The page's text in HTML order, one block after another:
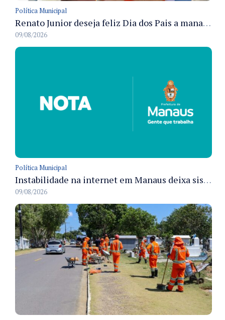
Política Municipal
Renato Junior deseja feliz Dia dos Pais a manauaras e detalha preparo dos cemitérios municipais
09/08/2026
Política Municipal
Instabilidade na internet em Manaus deixa sistemas de atendimento municipal temporariamente indisponíveis
09/08/2026